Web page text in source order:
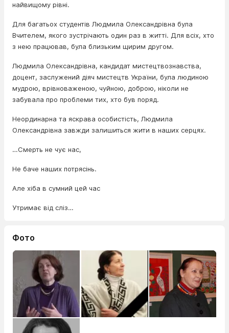
найвищому рівні.
Для багатьох студентів Людмила Олександрівна була
Вчителем, якого зустрічають один раз в житті. Для всіх, хто
з нею працював, була близьким щирим другом.
Людмила Олександрівна, кандидат мистецтвознавства,
доцент, заслужений діяч мистецтв України, була людиною
мудрою, врівноваженою, чуйною, доброю, ніколи не
забувала про проблеми тих, хто був поряд.
Неординарна та яскрава особистість, Людмила
Олександрівна завжди залишиться жити в наших серцях.
…Смерть не чує нас,
Не баче наших потрясінь.
Але хіба в сумний цей час
Утримає від сліз…
Фото